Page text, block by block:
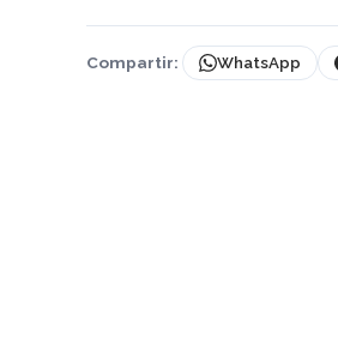
Compartir: WhatsApp